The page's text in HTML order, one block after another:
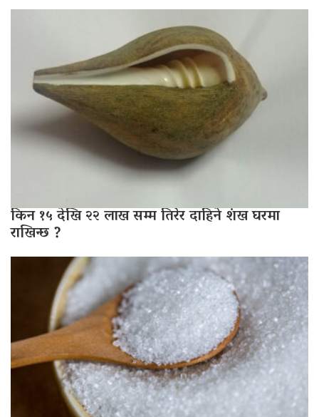
किन १५ देखि २२ लाख सम्म तिरेर दाहिने शंख घरमा
राखिन्छ ?